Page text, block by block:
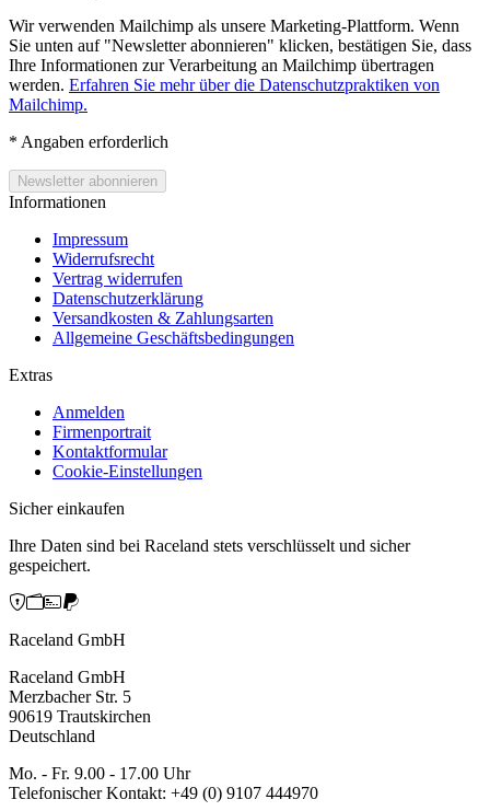
Wir verwenden Mailchimp als unsere Marketing-Plattform. Wenn
Sie unten auf "Newsletter abonnieren" klicken, bestätigen Sie, dass
Ihre Informationen zur Verarbeitung an Mailchimp übertragen
werden. Erfahren Sie mehr über die Datenschutzpraktiken von
Mailchimp.
* Angaben erforderlich
Informationen
Impressum
Widerrufsrecht
Vertrag widerrufen
Datenschutzerklärung
Versandkosten & Zahlungsarten
Allgemeine Geschäftsbedingungen
Extras
Anmelden
Firmenportrait
Kontaktformular
Cookie-Einstellungen
Sicher einkaufen
Ihre Daten sind bei Raceland stets verschlüsselt und sicher
gespeichert.
Raceland GmbH
Raceland GmbH
Merzbacher Str. 5
90619 Trautskirchen
Deutschland
Mo. - Fr. 9.00 - 17.00 Uhr
Telefonischer Kontakt: +49 (0) 9107 444970